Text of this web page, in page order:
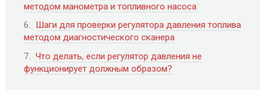
методом манометра и топливного насоса
Шаги для проверки регулятора давления топлива
методом диагностического сканера
Что делать, если регулятор давления не
функционирует должным образом?